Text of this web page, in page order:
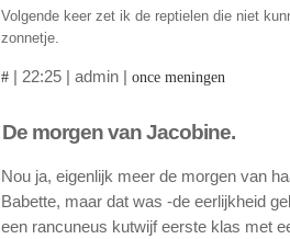
Volgende keer zet ik de reptielen die niet
zonnetje.
# | 22:25 | admin | once meningen
De morgen van Jacobine.
Nou ja, eigenlijk meer de morgen van
Babette, maar dat was -de eerlijkheid
een rancuneus kutwijf eerste klas met